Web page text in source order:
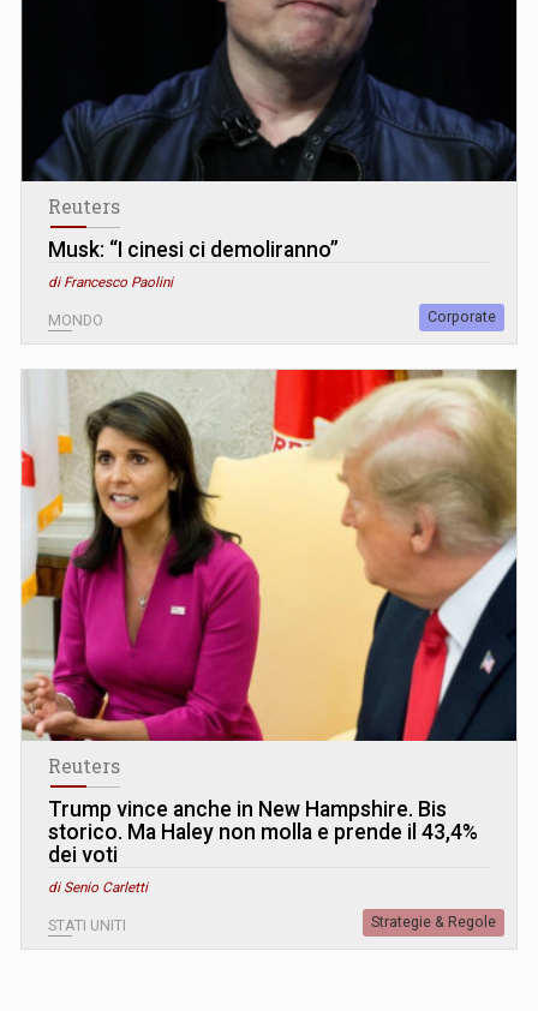
Reuters
Musk: “I cinesi ci demoliranno”
di Francesco Paolini
MONDO Corporate
Reuters
Trump vince anche in New Hampshire. Bis
storico. Ma Haley non molla e prende il 43,4%
dei voti
di Senio Carletti
STATI UNITI Strategie & Regole